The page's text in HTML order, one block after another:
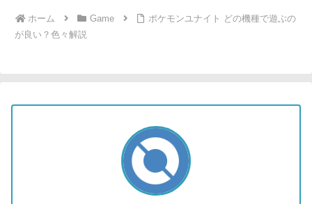
ホーム Game
ポケモンユナイト どの機種で遊ぶの
が良い？色々解説